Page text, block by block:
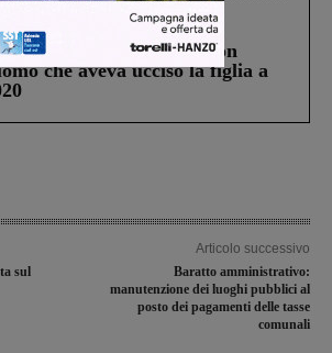
una struttura di Castiglion
che aveva ucciso la figlia a
sul
Articolo successivo
Baratto amministrativo:
manutenzione dei luoghi pubblici al
posto dei pagamenti delle tasse
comunali